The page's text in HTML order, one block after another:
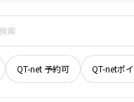
QT-net 予約可 QT-netポ